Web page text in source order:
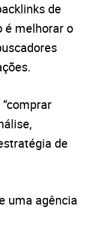
de
é melhorar o
de
uma agência